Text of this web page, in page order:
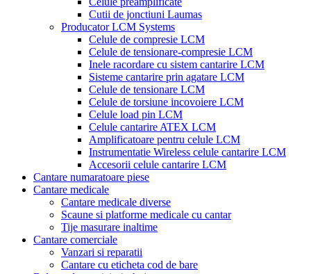
Cutii de jonctiuni Laumas
Producator LCM Systems
Celule de compresie LCM
Celule de tensionare-compresie LCM
Inele racordare cu sistem cantarire LCM
Sisteme cantarire prin agatare LCM
Celule de tensionare LCM
Celule de torsiune incovoiere LCM
Celule load pin LCM
Celule cantarire ATEX LCM
Amplificatoare pentru celule LCM
Instrumentatie Wireless celule cantarire LCM
Accesorii celule cantarire LCM
Cantare numaratoare piese
Cantare medicale
Cantare medicale diverse
Scaune si platforme medicale cu cantar
Tije masurare inaltime
Cantare comerciale
Vanzari si reparatii
Cantare cu eticheta cod de bare